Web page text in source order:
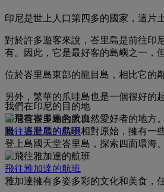
印尼是世上人口第四多的國家，這片
對於許多遊客來說，峇里島是前往印
有。因此，它是最好客的島嶼之一，
位於峇里島東部的龍目島，相比它的
另外，繁華的爪哇島也是一個很好的
印尼有很多適合大自然愛好者的地方
臘。這壯麗的島嶼相對原始，擁有一
我們在印尼的目的地
飛往峇里島的航班
登上島國天堂峇里島，探索四面環海
飛往雅加達的航班
雅加達擁有多姿多彩的文化和美食，